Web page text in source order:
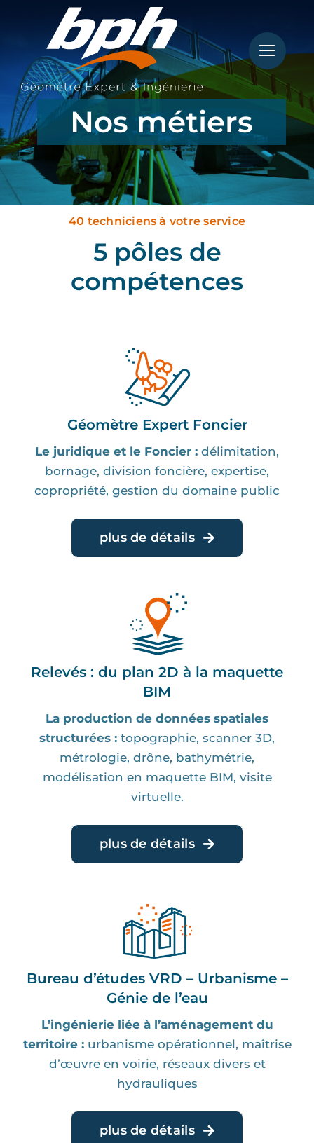
contenu
Nos métiers
40 techniciens à votre service
5 pôles de
compétences
Géomètre Expert Foncier
Le juridique et le Foncier : délimitation,
bornage, division foncière, expertise,
copropriété, gestion du domaine public
plus de détails
Relevés : du plan 2D à la maquette
BIM
La production de données spatiales
structurées : topographie, scanner 3D,
métrologie, drône, bathymétrie,
modélisation en maquette BIM, visite
virtuelle.
plus de détails
Bureau d’études VRD – Urbanisme –
Génie de l’eau
L’ingénierie liée à l’aménagement du
territoire :urbanisme opérationnel, maîtrise
d’œuvre en voirie, réseaux divers et
hydrauliques
plus de détails